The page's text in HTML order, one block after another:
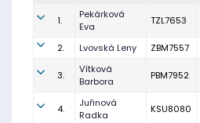
1.
Pekárková
Eva
TZL7653
2. Lvovská Leny ZBM7557
3.
Vítková
Barbora
PBM7952
4.
Juřinová
Radka
KSU8080